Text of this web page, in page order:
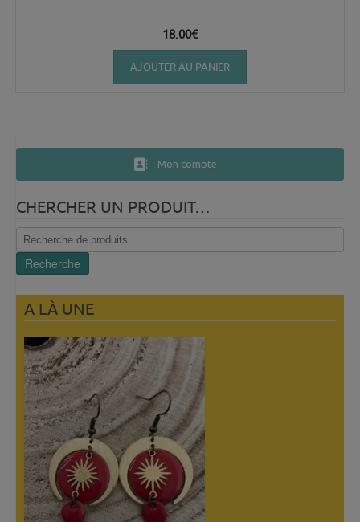
18.00€
AJOUTER AU PANIER
Mon compte
CHERCHER UN PRODUIT…
Recherche
pour :
Recherche
A LÀ UNE